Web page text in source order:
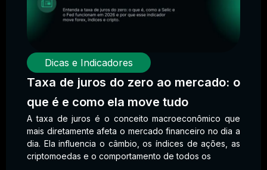
Dicas e Indicadores
Taxa de juros do zero ao mercado: o
que é e como ela move tudo
A taxa de juros é o conceito macroeconômico que
mais diretamente afeta o mercado financeiro no dia a
dia. Ela influencia o câmbio, os índices de ações, as
criptomoedas e o comportamento de todos os